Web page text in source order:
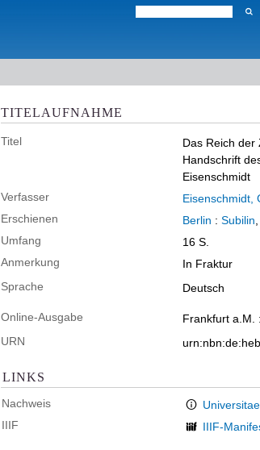
TITELAUFNAHME
Titel Das Reich der
Handschrift
Eisenschmidt
Verfasser
Eisenschmidt,
Erschienen
Berlin : Subilin
Umfang
16 S.
Anmerkung
In Fraktur
Sprache
Deutsch
Online-Ausgabe
Frankfurt a.M.
URN
LINKS
Nachweis
IIIF
IIIF-